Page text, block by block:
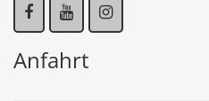
Anfahrt